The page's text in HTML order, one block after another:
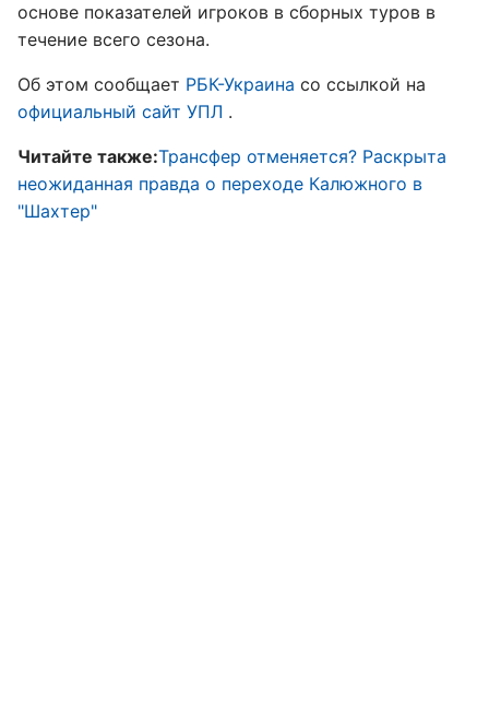
основе показателей игроков в сборных туров в
течение всего сезона.
Об этом сообщает РБК-Украина со ссылкой на
официальный сайт УПЛ .
Читайте также:Трансфер отменяется? Раскрыта
неожиданная правда о переходе Калюжного в
"Шахтер"